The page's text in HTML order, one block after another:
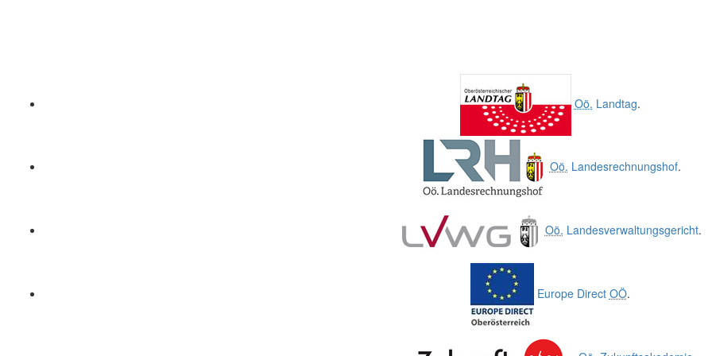
Oö. Landtag.
Oö. Landesrechnungshof.
Oö. Landesverwaltungsgericht.
Europe Direct OÖ.